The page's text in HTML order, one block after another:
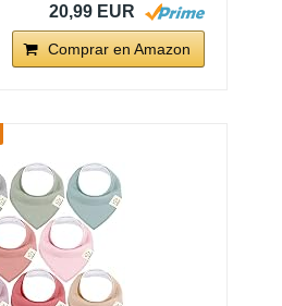
20,99 EUR
Comprar en Amazon